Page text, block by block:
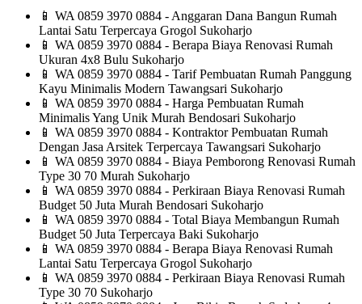
📱 WA 0859 3970 0884 - Anggaran Dana Bangun Rumah
Lantai Satu Terpercaya Grogol Sukoharjo
📱 WA 0859 3970 0884 - Berapa Biaya Renovasi Rumah
Ukuran 4x8 Bulu Sukoharjo
📱 WA 0859 3970 0884 - Tarif Pembuatan Rumah Panggung
Kayu Minimalis Modern Tawangsari Sukoharjo
📱 WA 0859 3970 0884 - Harga Pembuatan Rumah
Minimalis Yang Unik Murah Bendosari Sukoharjo
📱 WA 0859 3970 0884 - Kontraktor Pembuatan Rumah
Dengan Jasa Arsitek Terpercaya Tawangsari Sukoharjo
📱 WA 0859 3970 0884 - Biaya Pemborong Renovasi Rumah
Type 30 70 Murah Sukoharjo
📱 WA 0859 3970 0884 - Perkiraan Biaya Renovasi Rumah
Budget 50 Juta Murah Bendosari Sukoharjo
📱 WA 0859 3970 0884 - Total Biaya Membangun Rumah
Budget 50 Juta Terpercaya Baki Sukoharjo
📱 WA 0859 3970 0884 - Berapa Biaya Renovasi Rumah
Lantai Satu Terpercaya Grogol Sukoharjo
📱 WA 0859 3970 0884 - Perkiraan Biaya Renovasi Rumah
Type 30 70 Sukoharjo